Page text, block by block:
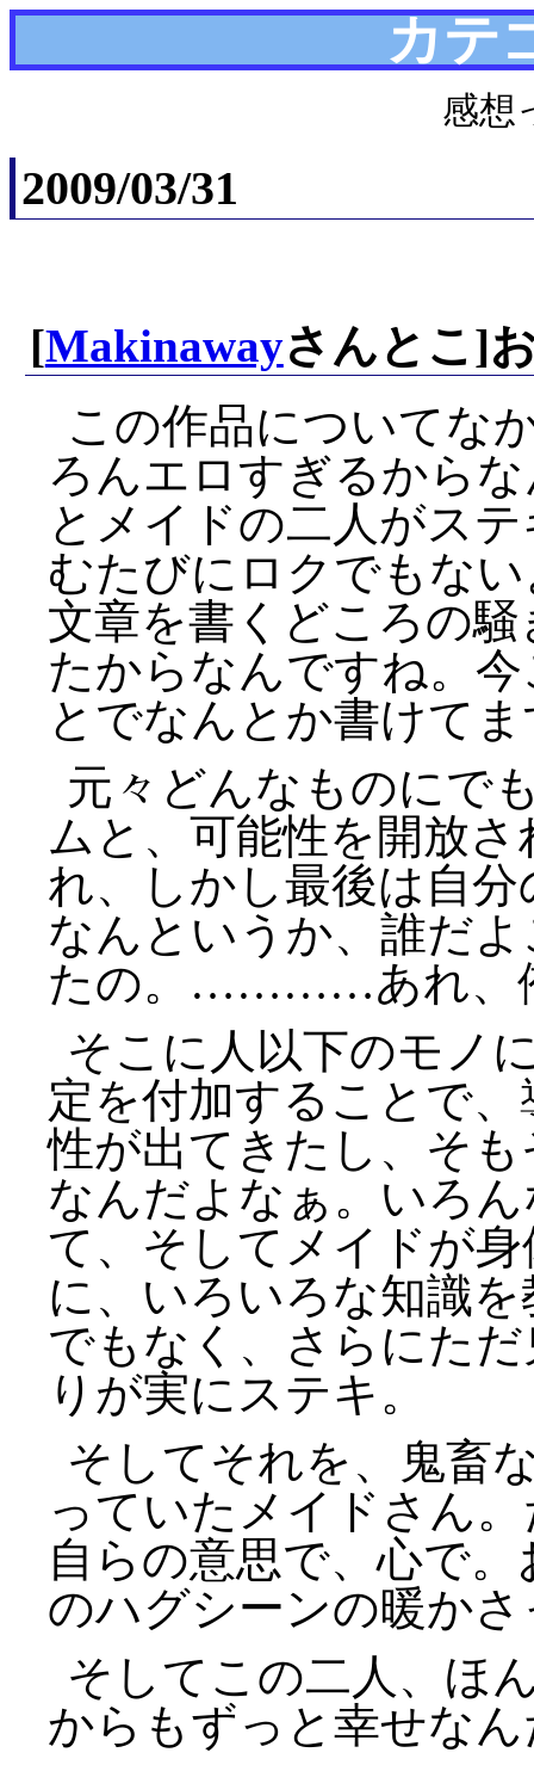
カテ
感想
2009/03/31
[Makinawayさんとこ]
この作品についてな
ろんエロすぎるから
とメイドの二人がス
むたびにロクでもな
文章を書くどころの
たからなんですね。
とでなんとか書けて
元々どんなものにで
ムと、可能性を開放
れ、しかし最後は自
なんというか、誰だ
たの。…………あれ、
そこに人以下のモノ
定を付加することで
性が出てきたし、そ
なんだよなぁ。いろ
て、そしてメイドが
に、いろいろな知識
でもなく、さらにた
りが実にステキ。
そしてそれを、鬼畜
っていたメイドさん
自らの意思で、心で
のハグシーンの暖か
そしてこの二人、ほ
からもずっと幸せな